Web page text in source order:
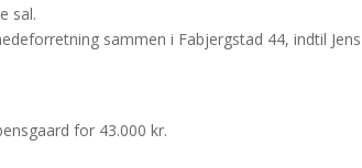
sal.
sammen i Fabjergstad 44, indtil
for 43.000 kr.